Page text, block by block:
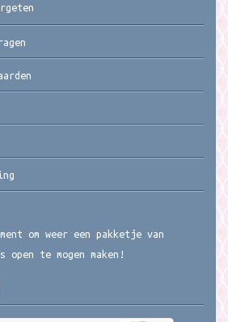
om weer een pakketje van
open te mogen maken!